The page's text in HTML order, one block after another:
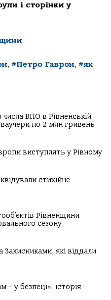
і сторінки у
, #Петро Гаврон, #як
ВПО в Рівненській
по 2 млн гривень
виступлять у Рівному
стихійне
Рівненщини
сезону
які віддали
– у безпеці»: історія